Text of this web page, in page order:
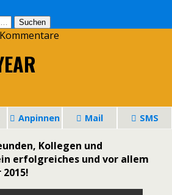
Anpinnen Mail SMS
Kollegen und
erfolgreiches und vor allem